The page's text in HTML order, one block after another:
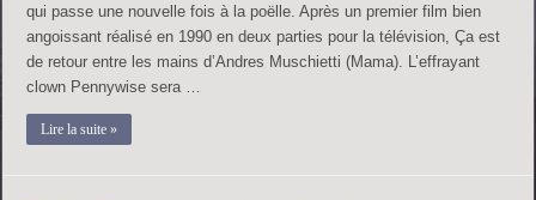
qui passe une nouvelle fois à la poëlle. Après un premier film bien
angoissant réalisé en 1990 en deux parties pour la télévision, Ça est
de retour entre les mains d’Andres Muschietti (Mama). L’effrayant
clown Pennywise sera …
Lire la suite »